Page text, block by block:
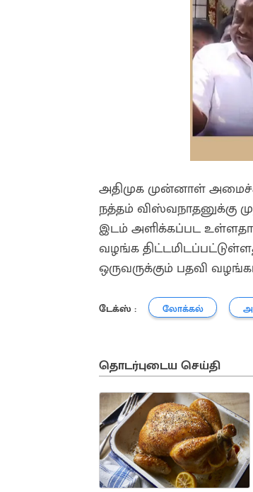
அதிமுக முன்னாள்
நத்தம்
இடம் அளிக்கப்பட
வழங்க
ஒருவருக்கும் பதவி
டேக்ஸ் : லோக்கல்
தொடர்புடைய செய்தி